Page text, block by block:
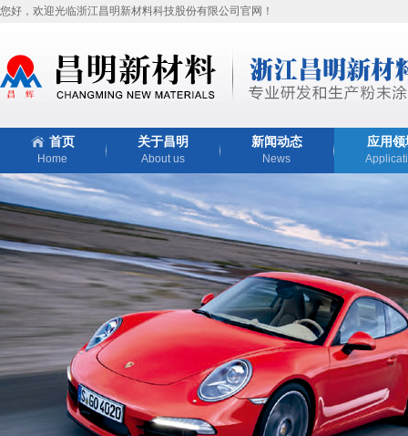
您好，欢迎光临浙江昌明新材料科技股份有限公司官网！
首页
Home
关于昌明
About us
新闻动态
News
应用领